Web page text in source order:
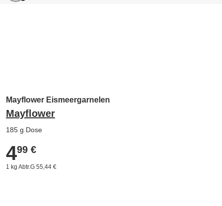
Mayflower Eismeergarnelen
Mayflower
185 g Dose
4,99 €
499 €
1 kg Abtr.G 55,44 €